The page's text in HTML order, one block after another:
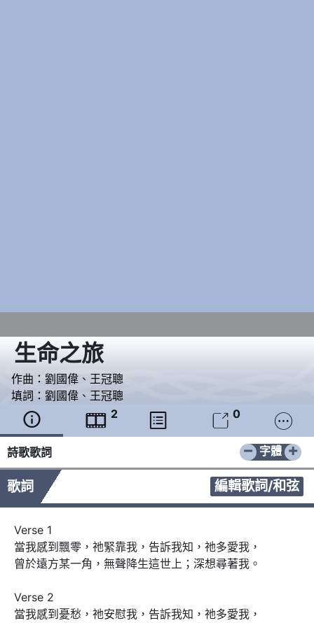
生命之旅
作曲： 劉國偉 、 王冠聰
填詞： 劉國偉 、 王冠聰
  2   0 
詩歌歌詞 − +
字體
歌詞 編輯歌詞/和弦
Verse 1
當我感到飄零，祂緊靠我，告訴我知，祂多愛我，
曾於遠方某一角，無聲降生這世上；深想尋著我。
Verse 2
當我感到憂愁，祂安慰我，告訴我知，祂多愛我，